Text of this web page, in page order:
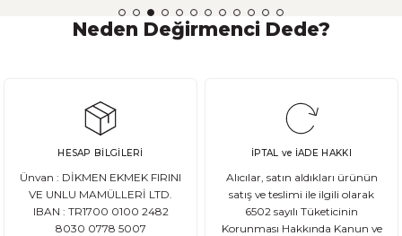
hakkında bilgi edineceksiniz. Ayrıca, glutensiz yaşam tarzını
benimsemek isteyenler için ipuçları ve öneriler de sunacağız.
Neden Değirmenci Dede?
HESAP BİLGİLERİ
Ünvan : DİKMEN EKMEK FIRINI
VE UNLU MAMÜLLERİ LTD.
IBAN : TR1700 0100 2482
8030 0778 5007
İPTAL ve İADE HAKKI
Alıcılar, satın aldıkları ürünün
satış ve teslimi ile ilgili olarak
6502 sayılı Tüketicinin
Korunması Hakkında Kanun ve